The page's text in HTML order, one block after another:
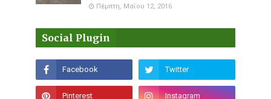
Πέμπτη, Μαΐου 12, 2016
Social Plugin